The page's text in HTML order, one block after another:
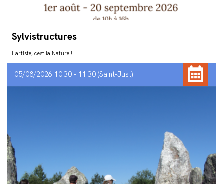
Sylvistructures
L'artiste, c'est la Nature !
05/08/2026 10:30 - 11:30 Saint-Just